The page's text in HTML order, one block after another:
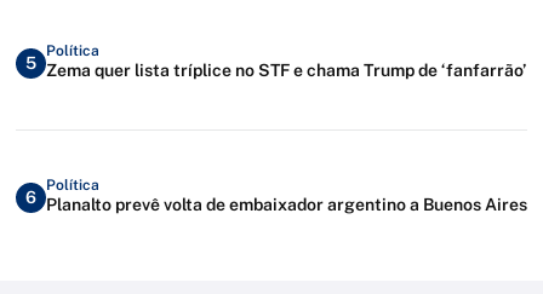
5
Política
Zema quer lista tríplice no STF e chama Trump de ‘fanfarrão’
6
Política
Planalto prevê volta de embaixador argentino a Buenos Aires